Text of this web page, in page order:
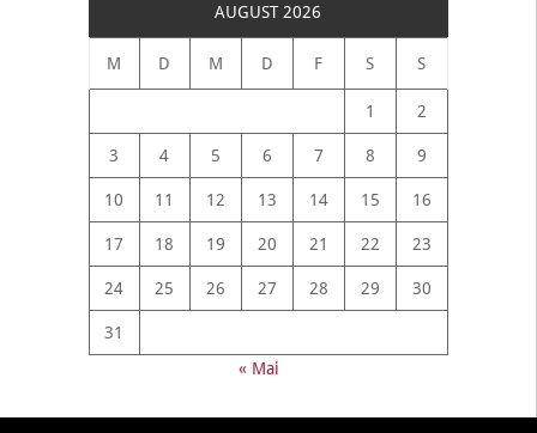
AUGUST 2026
M D M D F S S
1 2
3 4 5 6 7 8 9
10 11 12 13 14 15 16
17 18 19 20 21 22 23
24 25 26 27 28 29 30
31
« Mai